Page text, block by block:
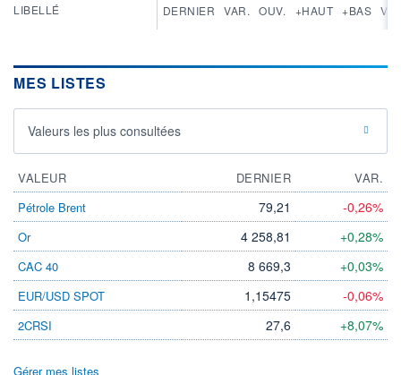
LIBELLÉ DERNIER VAR. OUV. +HAUT +BAS
MES LISTES
Valeurs les plus consultées
VALEUR DERNIER
VAR.
Pétrole Brent
79,21 -0,26%
Or 4 258,81 +0,28%
CAC 40 8 669,3 +0,03%
EUR/USD SPOT 1,15475 -0,06%
2CRSI 27,6 +8,07%
Gérer mes listes